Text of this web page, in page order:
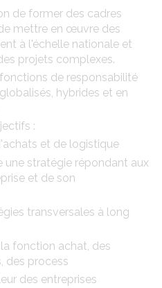
de former des cadres
mettre en œuvre des
à l'échelle nationale et
projets complexes.
de responsabilité
hybrides et en
:
et de logistique
stratégie répondant aux
et de son
transversales à long
fonction achat, des
des process
des entreprises